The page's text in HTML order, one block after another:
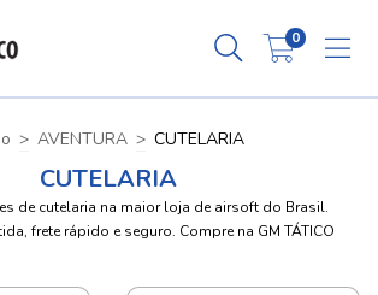
0
> AVENTURA > CUTELARIA
CUTELARIA
de cutelaria na maior loja de airsoft do Brasil.
frete rápido e seguro. Compre na GM TÁTICO